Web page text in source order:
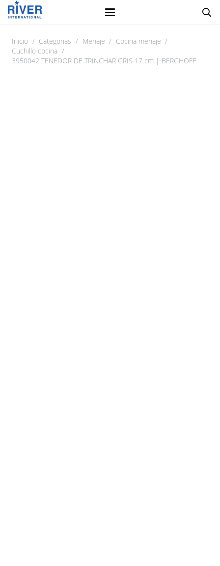
Inicio / Categorias / Menaje / Cocina menaje /
Cuchillo cocina /
3950042 TENEDOR DE TRINCHAR GRIS 17 cm | BERGHOFF